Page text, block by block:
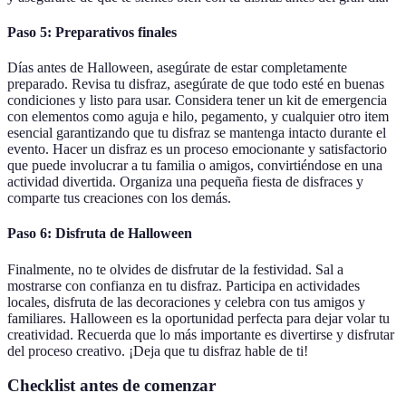
Paso 5: Preparativos finales
Días antes de Halloween, asegúrate de estar completamente
preparado. Revisa tu disfraz, asegúrate de que todo esté en buenas
condiciones y listo para usar. Considera tener un kit de emergencia
con elementos como aguja e hilo, pegamento, y cualquier otro item
esencial garantizando que tu disfraz se mantenga intacto durante el
evento. Hacer un disfraz es un proceso emocionante y satisfactorio
que puede involucrar a tu familia o amigos, convirtiéndose en una
actividad divertida. Organiza una pequeña fiesta de disfraces y
comparte tus creaciones con los demás.
Paso 6: Disfruta de Halloween
Finalmente, no te olvides de disfrutar de la festividad. Sal a
mostrarse con confianza en tu disfraz. Participa en actividades
locales, disfruta de las decoraciones y celebra con tus amigos y
familiares. Halloween es la oportunidad perfecta para dejar volar tu
creatividad. Recuerda que lo más importante es divertirse y disfrutar
del proceso creativo. ¡Deja que tu disfraz hable de ti!
Checklist antes de comenzar